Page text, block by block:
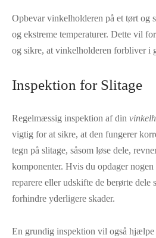
Opbevar vinkelholderen på et tørt og
og ekstreme temperaturer. Dette vil
og sikre, at vinkelholderen forbliver i
Inspektion for Slitage
Regelmæssig inspektion af din
vigtig for at sikre, at den fungerer
tegn på slitage, såsom løse dele,
komponenter. Hvis du opdager
reparere eller udskifte de berørte
forhindre yderligere skader.
En grundig inspektion vil også